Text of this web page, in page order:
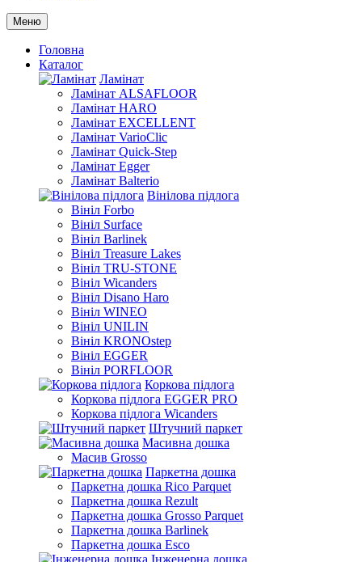
Меню
Головна
Каталог
Ламінат
Ламінат ALSAFLOOR
Ламінат HARO
Ламінат EXCELLENT
Ламінат VarioClic
Ламінат Quick-Step
Ламінат Egger
Ламінат Balterio
Вінілова підлога
Вініл Forbo
Вініл Surface
Вініл Barlinek
Вініл Treasure Lakes
Вініл TRU-STONE
Вініл Wicanders
Вініл Disano Haro
Вініл WINEO
Вініл UNILIN
Вініл KRONOstep
Вініл EGGER
Вініл PORFLOOR
Коркова підлога
Коркова підлога EGGER PRO
Коркова підлога Wicanders
Штучний паркет
Масивна дошка
Масив Grosso
Паркетна дошка
Паркетна дошка Rico Parquet
Паркетна дошка Rezult
Паркетна дошка Grosso Parquet
Паркетна дошка Barlinek
Паркетна дошка Esco
Інженерна дошка